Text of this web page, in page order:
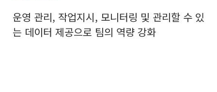
운영 관리, 작업지시, 모니터링 및 관리할 수 있
는 데이터 제공으로 팀의 역량 강화